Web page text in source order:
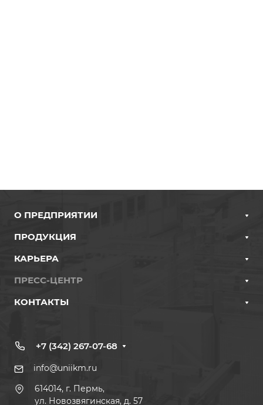
О ПРЕДПРИЯТИИ
ПРОДУКЦИЯ
КАРЬЕРА
ПРЕСС-ЦЕНТР
КОНТАКТЫ
+7 (342) 267-07-68
info@uniikm.ru
614014, г. Пермь,
ул. Новозвягинская, д. 57